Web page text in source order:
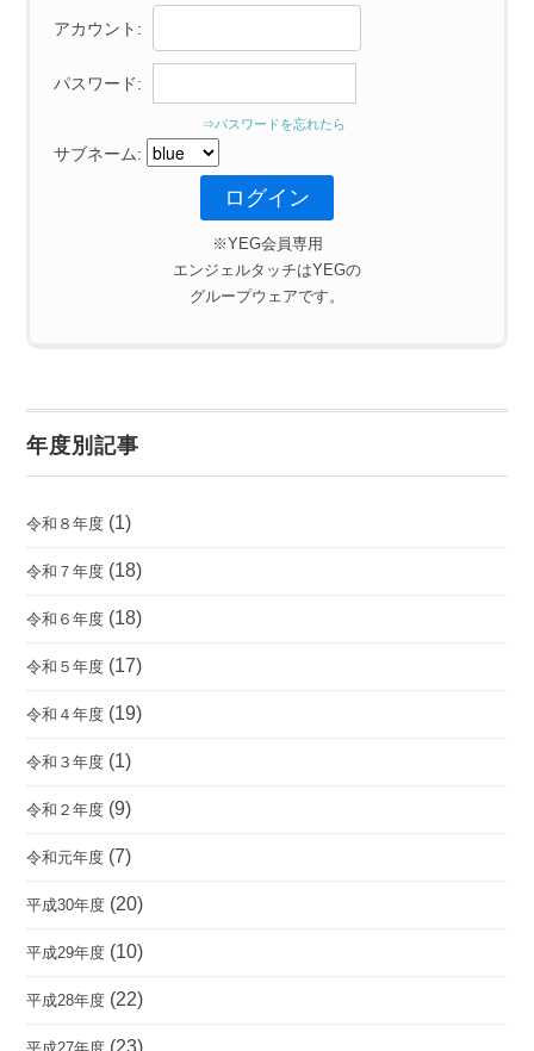
アカウント:
パスワード:
⇒パスワードを忘れたら
サブネーム:
※YEG会員専用
エンジェルタッチはYEGの
グループウェアです。
年度別記事
令和８年度 (1)
令和７年度 (18)
令和６年度 (18)
令和５年度 (17)
令和４年度 (19)
令和３年度 (1)
令和２年度 (9)
令和元年度 (7)
平成30年度 (20)
平成29年度 (10)
平成28年度 (22)